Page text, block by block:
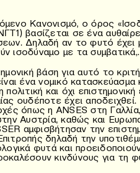
Κανονισμό, ο όρος
βασίζεται σε ένα
Δηλαδή αν το φυτό έχει
ισοδύναμο με τα συμβατικά,.
βάση για αυτό το
ένα νομικό κατασκεύασμα
και όχι επιστημονική
ουδέποτε έχει αποδειχθεί.
όπως η ANSES στη
Αυστρία, καθώς και
αμφισβήτησαν την
δηλαδή την
φυτά και
κινδύνους για τη